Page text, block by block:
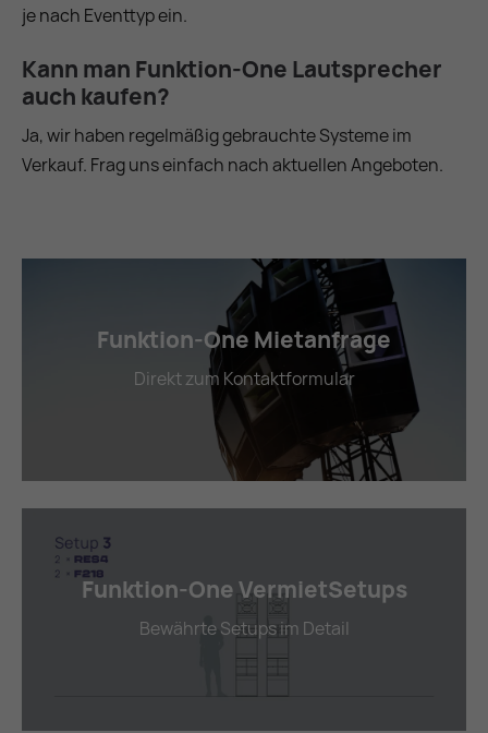
je nach Eventtyp ein.
Kann man Funktion‑One Lautsprecher
auch kaufen?
Ja, wir haben regelmäßig gebrauchte Systeme im
Verkauf. Frag uns einfach nach aktuellen Angeboten.
Funktion-One Mietanfrage
Direkt zum Kontaktformular
Funktion-One VermietSetups
Bewährte Setups im Detail